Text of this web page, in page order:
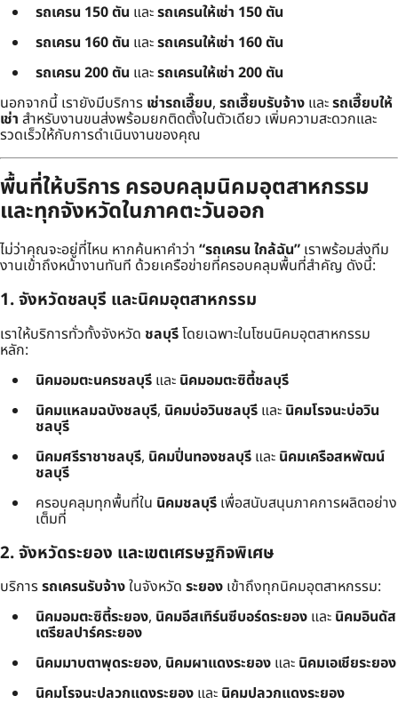
รถเครน 150 ตัน และรถเครนให้เช่า 150 ตัน
รถเครน 160 ตัน และรถเครนให้เช่า 160 ตัน
รถเครน 200 ตัน และรถเครนให้เช่า 200 ตัน
นอกจากนี้ เรายังมีบริการ เช่ารถเฮี๊ยบ, รถเฮี๊ยบรับจ้าง และรถเฮี๊ยบให้
เช่า สำหรับงานขนส่งพร้อมยกติดตั้งในตัวเดียว เพิ่มความสะดวกและ
รวดเร็วให้กับการดำเนินงานของคุณ
พื้นที่ให้บริการ ครอบคลุมนิคมอุตสาหกรรม
และทุกจังหวัดในภาคตะวันออก
ไม่ว่าคุณจะอยู่ที่ไหน หากค้นหาคำว่า “รถเครน ใกล้ฉัน”เราพร้อมส่งทีม
งานเข้าถึงหน้างานทันที ด้วยเครือข่ายที่ครอบคลุมพื้นที่สำคัญ ดังนี้:
1. จังหวัดชลบุรี และนิคมอุตสาหกรรม
เราให้บริการทั่วทั้งจังหวัด ชลบุรีโดยเฉพาะในโซนนิคมอุตสาหกรรม
หลัก:
นิคมอมตะนครชลบุรี และ นิคมอมตะซิตี้ชลบุรี
นิคมแหลมฉบังชลบุรี, นิคมบ่อวินชลบุรี และ นิคมโรจนะบ่อวิน
ชลบุรี
นิคมศรีราชาชลบุรี, นิคมปิ่นทองชลบุรี และ นิคมเครือสหพัฒน์
ชลบุรี
ครอบคลุมทุกพื้นที่ใน นิคมชลบุรี เพื่อสนับสนุนภาคการผลิตอย่าง
เต็มที่
2. จังหวัดระยอง และเขตเศรษฐกิจพิเศษ
บริการรถเครนรับจ้างในจังหวัด ระยอง เข้าถึงทุกนิคมอุตสาหกรรม:
นิคมอมตะซิตี้ระยอง, นิคมอีสเทิร์นซีบอร์ดระยอง และ นิคมอินดัส
เตรียลปาร์คระยอง
นิคมมาบตาพุดระยอง, นิคมผาแดงระยอง และ นิคมเอเชียระยอง
นิคมโรจนะปลวกแดงระยอง และ นิคมปลวกแดงระยอง